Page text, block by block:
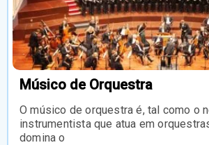
Músico de Orquestra
O músico de orquestra é, tal como o
instrumentista que atua em
domina o